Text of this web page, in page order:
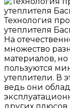
Технология
утеплителя
На
множество
материалов,
пользуются
утеплители. В
ведь они